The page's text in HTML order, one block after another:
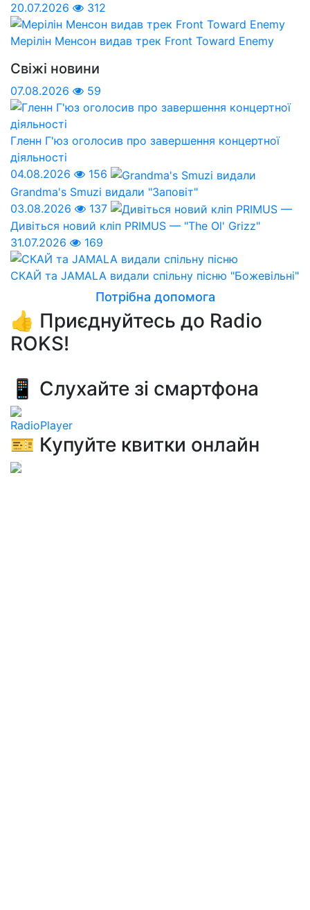
20.07.2026
312
Мерілін Менсон видав трек Front Toward Enemy
Свіжі новини
07.08.2026 59
Гленн Г'юз оголосив про завершення концертної
діяльності
04.08.2026
156
Grandma's Smuzi видали "Заповіт"
03.08.2026
137
Дивіться новий кліп PRIMUS — "The Ol' Grizz"
31.07.2026
169
СКАЙ та JAMALA видали спільну пісню "Божевільні"
Потрібна допомога
👍 Приєднуйтесь до Radio
ROKS!
📱 Слухайте зі смартфона
RadioPlayer
🎫 Купуйте квитки онлайн